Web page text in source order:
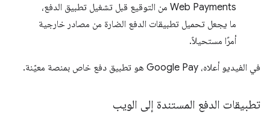
Web Payments من التوقيع قبل تشغيل تطبيق الدفع،
ما يجعل تحميل تطبيقات الدفع الضارة من مصادر خارجية
أمرًا مستحيلاً.
في الفيديو أعلاه، Google Pay هو تطبيق دفع خاص بمنصة معيّنة.
تطبيقات الدفع المستندة إلى الويب